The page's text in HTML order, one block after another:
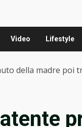
Video Lifestyle
della madre poi